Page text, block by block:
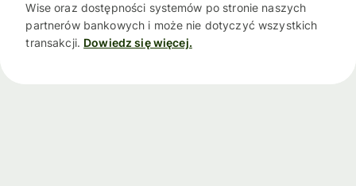
Wise oraz dostępności systemów po stronie naszych
partnerów bankowych i może nie dotyczyć wszystkich
transakcji. Dowiedz się więcej.